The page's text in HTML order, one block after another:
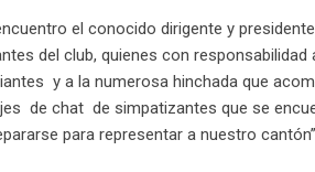
el conocido dirigente y
del club, quienes con
y a la numerosa hinchada que
de chat de simpatizantes que se
para representar a nuestro cantón”